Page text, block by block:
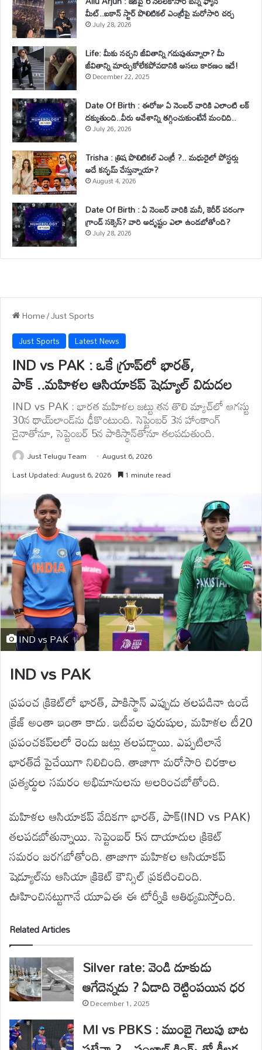
మీట్..ఐకాన్ స్టార్ పొలిటికల్ ఎంట్రీపై మరోసారి చర్చ
July 28, 2026
Life: మీకు నచ్చని జీవితాన్ని గడుపుతున్నారా? మీ
జీవితాన్ని మార్చుకోలేకపోవడానికి అసలు కారణం ఇదే!
December 22, 2025
Date Of Birth : ఈరోజు ఏ నెంబర్ వారికి ఎలాంటి లక్
దక్కుతుంది..వీరు ఆవేశాన్ని తగ్గించుకుంటేనే మంచిది..
July 26, 2026
Trisha : త్రిష పొలిటికల్ ఎంట్రీ ?.. మధురైలో పోస్టర్లు
అదే కన్ఫమ్ చేస్తున్నాయా?
August 4, 2026
Date Of Birth : ఏ నెంబర్ వారికి మనీ, కెరీర్ పరంగా
గ్రాండ్ సక్సెస్? వారి అదృష్టం ఎలా ఉండబోతోంది?
July 28, 2026